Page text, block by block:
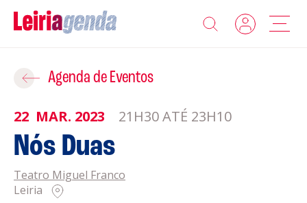
Agenda
Sobre a Leiriagenda
Promotores
Clubes Desportivos
Agenda de Eventos
22 MAR. 2023 21H30 ATÉ 23H10
Nós Duas
Teatro Miguel Franco
Leiria
Adicionar ao Roteiro
ROTEIROS EXISTENTES
CRIAR NOVO